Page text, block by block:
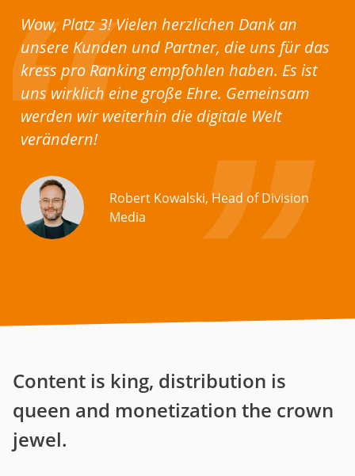
Wow, Platz 3! Vielen herzlichen Dank an
unsere Kunden und Partner, die uns für das
kress pro Ranking empfohlen haben. Es ist
uns wirklich eine große Ehre. Gemeinsam
werden wir weiterhin die digitale Welt
verändern!
Robert Kowalski, Head of Division
Media
Content is king, distribution is
queen and monetization the crown
jewel.